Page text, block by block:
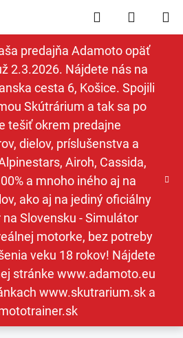
predajňa Adamoto opäť
2.3.2026. Nájdete nás na
cesta 6, Košice. Spojili
Skútrárium a tak sa po
tešiť okrem predajne
dielov, príslušenstva a
Airoh, Cassida,
a mnoho iného aj na
ako aj na jediný oficiálny
na Slovensku - Simulátor
motorke, bez potreby
veku 18 rokov! Nájdete
stránke www.adamoto.eu
www.skutrarium.sk a
Hľadať
KOŠÍK